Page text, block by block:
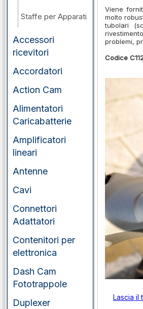
Staffe per Apparati
Accessori
ricevitori
Accordatori
Action Cam
Alimentatori
Caricabatterie
Amplificatori
lineari
Antenne
Cavi
Connettori
Adattatori
Contenitori per
elettronica
Dash Cam
Fototrappole
Duplexer
Viene
molto
tubolari
problemi,
Codice
Lascia il